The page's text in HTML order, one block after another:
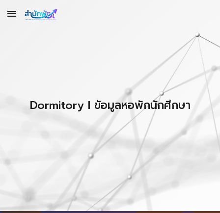
Skip to main content
Dormitory l ข้อมูลหอพักนักศึกษา